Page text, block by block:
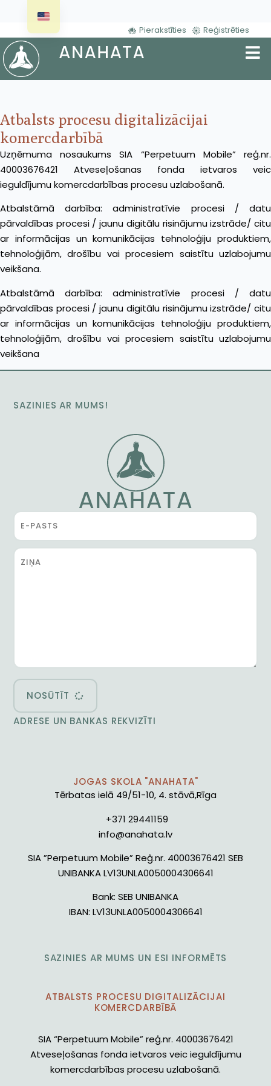
Pierakstīties Reģistrēties
Atbalsts procesu digitalizācijai
komercdarbībā
Uzņēmuma nosaukums SIA “Perpetuum Mobile” reģ.nr.
40003676421 Atveseļošanas fonda ietvaros veic
ieguldījumu komercdarbības procesu uzlabošanā.
Atbalstāmā darbība: administratīvie procesi / datu
pārvaldības procesi / jaunu digitālu risinājumu izstrāde/ citu
ar informācijas un komunikācijas tehnoloģiju produktiem,
tehnoloģijām, drošību vai procesiem saistītu uzlabojumu
veikšana.
Atbalstāmā darbība: administratīvie procesi / datu
pārvaldības procesi / jaunu digitālu risinājumu izstrāde/ citu
ar informācijas un komunikācijas tehnoloģiju produktiem,
tehnoloģijām, drošību vai procesiem saistītu uzlabojumu
veikšana
SAZINIES AR MUMS!
NOSŪTĪT
ADRESE UN BANKAS REKVIZĪTI
JOGAS SKOLA "ANAHATA"
Tērbatas ielā 49/51-10, 4. stāvā,Rīga
+371 29441159
info@anahata.lv
SIA ”Perpetuum Mobile” Reģ.nr. 40003676421 SEB
UNIBANKA LV13UNLA0050004306641
Bank: SEB UNIBANKA
IBAN: LV13UNLA0050004306641
SAZINIES AR MUMS UN ESI INFORMĒTS
ATBALSTS PROCESU DIGITALIZĀCIJAI
KOMERCDARBĪBĀ
SIA “Perpetuum Mobile” reģ.nr. 40003676421
Atveseļošanas fonda ietvaros veic ieguldījumu
komercdarbības procesu uzlabošanā.